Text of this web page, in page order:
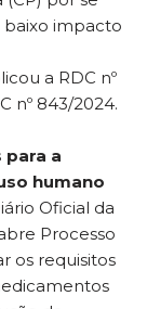
impacto
a RDC nº
nº 843/2024.
para a
humano
Oficial da
Processo
os requisitos